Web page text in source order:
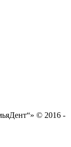
© 2016 -